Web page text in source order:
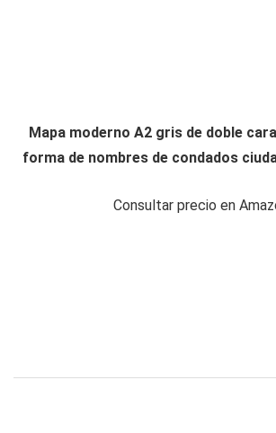
Mapa moderno A2 gris de doble
forma de nombres de condados
Consultar precio en